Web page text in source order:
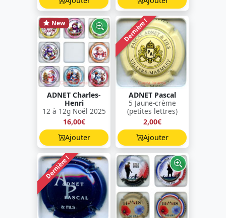
New
ADNET Charles-
Henri
12 à 12g Noël 2025
16,00€
Ajouter
Dernière !
ADNET Pascal
5 Jaune-crème
(petites lettres)
2,00€
Ajouter
Dernière !